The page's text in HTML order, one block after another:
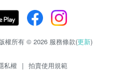
權所有 © 2026 服務條款(更新)
私權 | 拍賣使用規範